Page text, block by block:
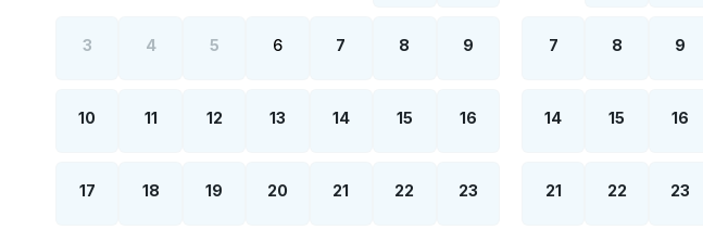
3 4 5 6 7 8 9
10 11 12 13 14 15 16
17 18 19 20 21 22 23
7 8 9
14 15 16
21 22 23